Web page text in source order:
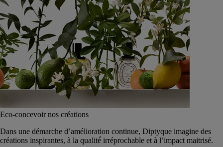
Eco-concevoir nos créations
Dans une démarche d’amélioration continue, Diptyque imagine des
créations inspirantes, à la qualité́ irréprochable et à l’impact maitrisé.